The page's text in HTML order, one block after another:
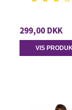
299,00 DKK
VIS